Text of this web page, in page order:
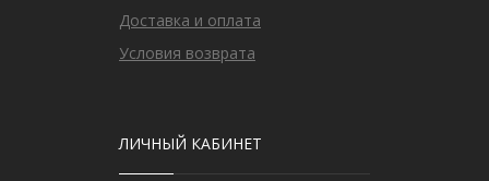
Доставка и оплата
Условия возврата
ЛИЧНЫЙ КАБИНЕТ